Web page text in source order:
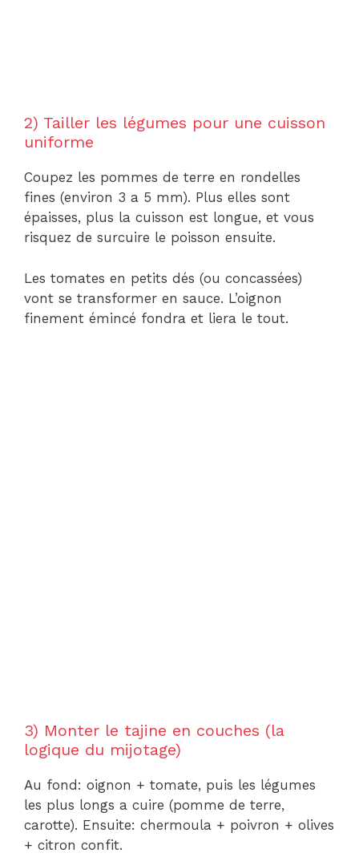
2) Tailler les légumes pour une cuisson
uniforme
Coupez les pommes de terre en rondelles
fines (environ 3 a 5 mm). Plus elles sont
épaisses, plus la cuisson est longue, et vous
risquez de surcuire le poisson ensuite.
Les tomates en petits dés (ou concassées)
vont se transformer en sauce. L’oignon
finement émincé fondra et liera le tout.
3) Monter le tajine en couches (la
logique du mijotage)
Au fond: oignon + tomate, puis les légumes
les plus longs a cuire (pomme de terre,
carotte). Ensuite: chermoula + poivron + olives
+ citron confit.